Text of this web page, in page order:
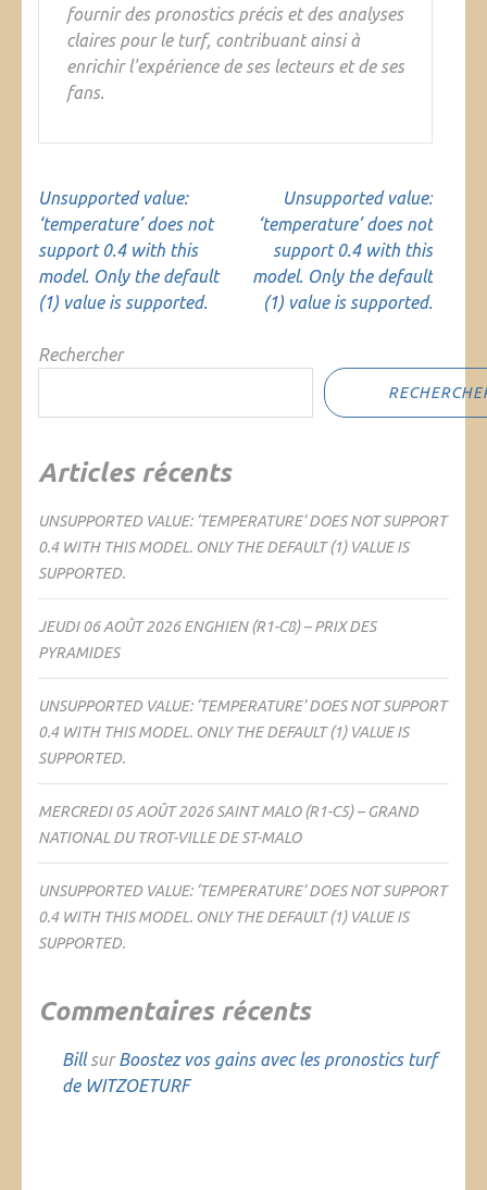
fournir des pronostics précis et des analyses
claires pour le turf, contribuant ainsi à
enrichir l'expérience de ses lecteurs et de ses
fans.
Navigation
de
l’article
Unsupported value:
‘temperature’ does not
support 0.4 with this
model. Only the default
(1) value is supported.
Unsupported value:
‘temperature’ does not
support 0.4 with this
model. Only the default
(1) value is supported.
Rechercher
Articles récents
UNSUPPORTED VALUE: ‘TEMPERATURE’ DOES NOT SUPPORT
0.4 WITH THIS MODEL. ONLY THE DEFAULT (1) VALUE IS
SUPPORTED.
JEUDI 06 AOÛT 2026 ENGHIEN (R1-C8) – PRIX DES
PYRAMIDES
UNSUPPORTED VALUE: ‘TEMPERATURE’ DOES NOT SUPPORT
0.4 WITH THIS MODEL. ONLY THE DEFAULT (1) VALUE IS
SUPPORTED.
MERCREDI 05 AOÛT 2026 SAINT MALO (R1-C5) – GRAND
NATIONAL DU TROT-VILLE DE ST-MALO
UNSUPPORTED VALUE: ‘TEMPERATURE’ DOES NOT SUPPORT
0.4 WITH THIS MODEL. ONLY THE DEFAULT (1) VALUE IS
SUPPORTED.
Commentaires récents
BillsurBoostez vos gains avec les pronostics turf
de WITZOETURF